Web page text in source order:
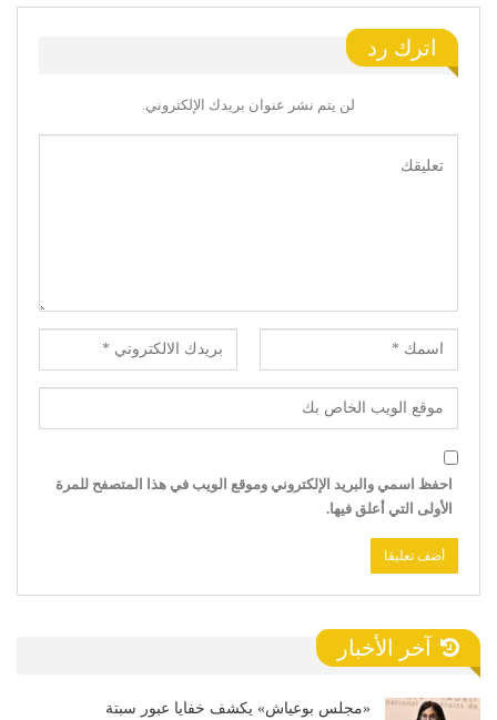
اترك رد
لن يتم نشر عنوان بريدك الإلكتروني.
احفظ اسمي والبريد الإلكتروني وموقع الويب في هذا المتصفح للمرة
الأولى التي أعلق فيها.
آخر الأخبار
«مجلس بوعياش» يكشف خفايا عبور سبتة